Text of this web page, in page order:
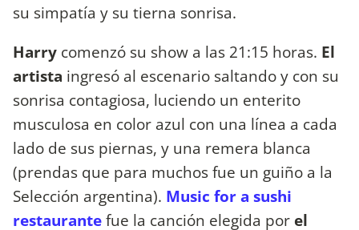
su simpatía y su tierna sonrisa.
Harry comenzó su show a las 21:15 horas. El
artista ingresó al escenario saltando y con su
sonrisa contagiosa, luciendo un enterito
musculosa en color azul con una línea a cada
lado de sus piernas, y una remera blanca
(prendas que para muchos fue un guiño a la
Selección argentina). Music for a sushi
restaurantefue la canción elegida por el